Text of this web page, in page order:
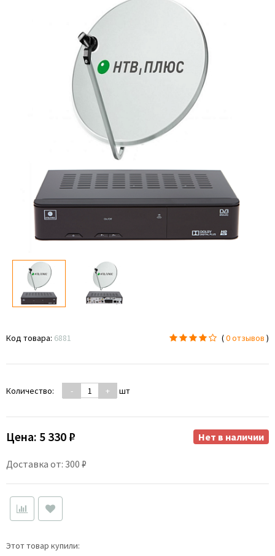
Код товара: 6881 (0 отзывов )
Количество: - + шт
Цена: 5 330 ₽
Доставка от: 300 ₽
Нет в наличии
Этот товар купили: